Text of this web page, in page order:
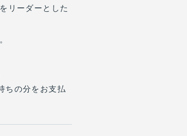
リーダーとした
ちの分をお支払